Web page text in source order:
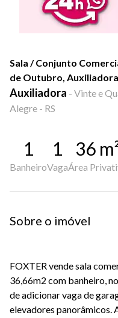
Sala / Conjunto
de Outubro,
Auxiliadora - Vinte e
Alegre - RS
1
Banheiro
1
Vaga
36
Área
Sobre o imóvel
FOXTER vende sala
36,66m2 com banheiro,
de adicionar vaga de
elevadores panorâmicos.